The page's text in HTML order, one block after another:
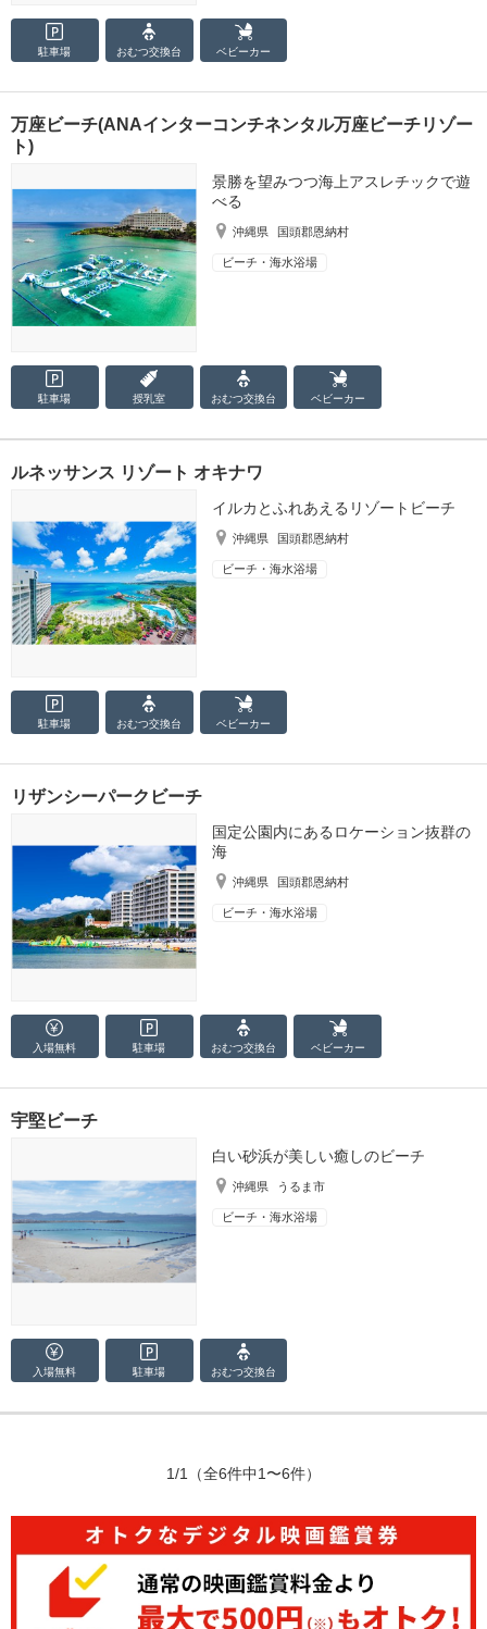
駐車場 おむつ交換台 ベビーカー
万座ビーチ(ANAインターコンチネンタル万座ビーチリゾー
ト)
景勝を望みつつ海上アスレチックで遊
べる
沖縄県 国頭郡恩納村
ビーチ・海水浴場
駐車場 授乳室 おむつ交換台 ベビーカー
ルネッサンス リゾート オキナワ
イルカとふれあえるリゾートビーチ
沖縄県 国頭郡恩納村
ビーチ・海水浴場
駐車場 おむつ交換台 ベビーカー
リザンシーパークビーチ
国定公園内にあるロケーション抜群の
海
沖縄県 国頭郡恩納村
ビーチ・海水浴場
入場無料 駐車場 おむつ交換台 ベビーカー
宇堅ビーチ
白い砂浜が美しい癒しのビーチ
沖縄県 うるま市
ビーチ・海水浴場
入場無料 駐車場 おむつ交換台
1/1 （全6件中1〜6件）